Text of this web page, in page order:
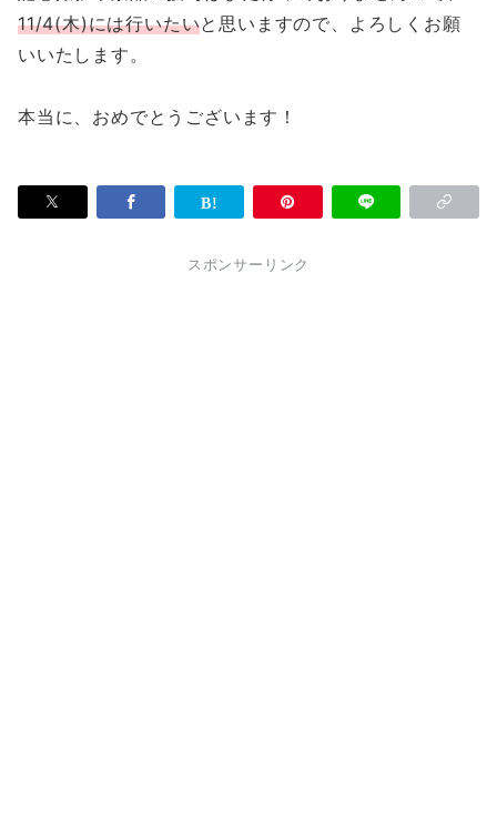
11/4(木)には行いたいと思いますので、よろしくお願
いいたします。
本当に、おめでとうございます！
スポンサーリンク